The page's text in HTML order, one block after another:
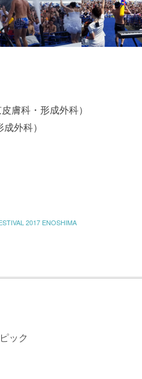
膚科・形成外科）
外科）
2017 ENOSHIMA
ック